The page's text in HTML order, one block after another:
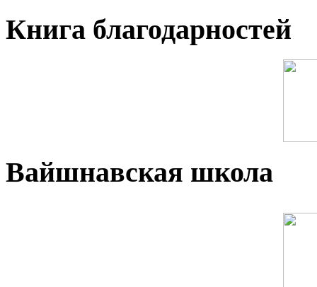
Книга благодарностей
Вайшнавская школа